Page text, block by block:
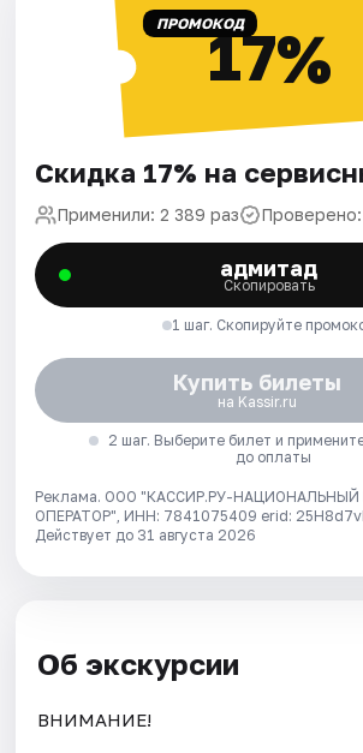
ПРОМОКОД17%
Скидка 17% на
Применили: 2 389 раз
адмитад
Скопировать
1 шаг. Скопируйте
Купить билеты
на Kassir.ru
2 шаг. Выберите билет и
до оплаты
Реклама. ООО "КАССИР.РУ-
ОПЕРАТОР", ИНН: 7841075409 erid:
Действует до 31 августа 2026
Об экскурсии
ВНИМАНИЕ!